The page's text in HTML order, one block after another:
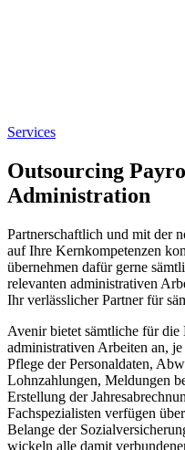
Services
Outsourcing
Administration
Partnerschaftlich und mit der
auf Ihre Kernkompetenzen
übernehmen dafür gerne
relevanten administrativen
Ihr verlässlicher Partner für
Avenir bietet sämtliche für
administrativen Arbeiten an,
Pflege der Personaldaten,
Lohnzahlungen, Meldungen
Erstellung der
Fachspezialisten verfügen
Belange der
wickeln alle damit